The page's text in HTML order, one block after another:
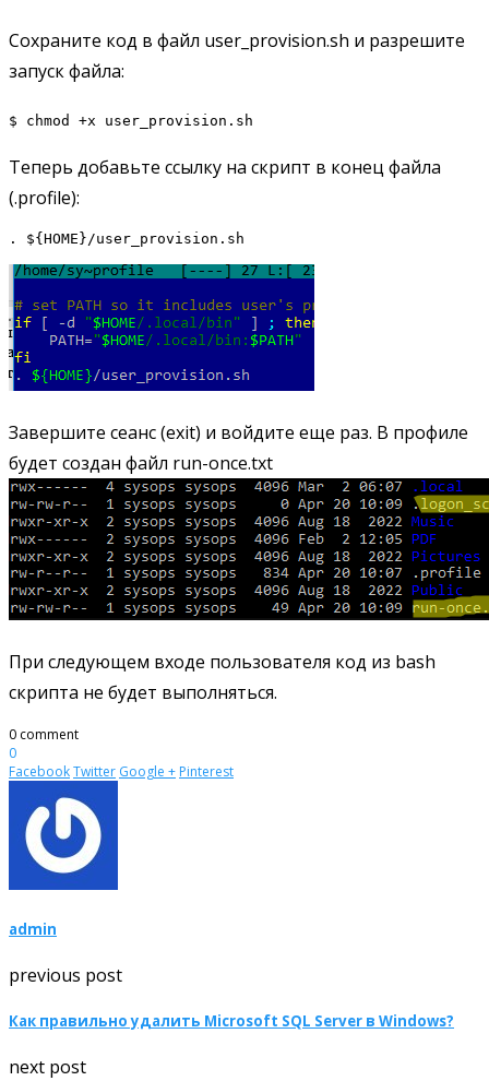
Сохраните код в файл user_provision.sh и разрешите
запуск файла:
$ chmod +x user_provision.sh
Теперь добавьте ссылку на скрипт в конец файла
(.profile):
. ${HOME}/user_provision.sh
Завершите сеанс (exit) и войдите еще раз. В профиле
будет создан файл run-once.txt
При следующем входе пользователя код из bash
скрипта не будет выполняться.
0 comment
0
FacebookTwitter Google + Pinterest
admin
previous post
Как правильно удалить Microsoft SQL Server в Windows?
next post